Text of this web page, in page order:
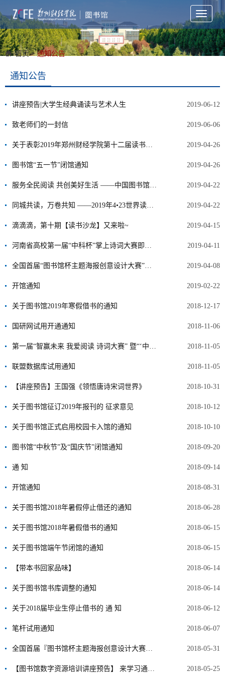
Toggle
首页>通知公告
通知公告
讲座预告|大学生经典诵读与艺术人生 2019-06-12
致老师们的一封信 2019-06-06
2019-04-26
图书馆“五一节”闭馆通知 2019-04-26
2019-04-22
2019-04-22
滴滴滴，第十期【读书沙龙】又来啦~ 2019-04-15
2019-04-11
2019-04-08
开馆通知 2019-02-22
关于图书馆2019年寒假借书的通知 2018-12-17
国研网试用开通通知 2018-11-06
2018-11-05
联盟数据库试用通知 2018-11-05
【讲座预告】王国强《领悟唐诗宋词世界》 2018-10-31
关于图书馆征订2019年报刊的 征求意见 2018-10-12
关于图书馆正式启用校园卡入馆的通知 2018-10-10
图书馆“中秋节”及“国庆节”闭馆通知 2018-09-20
通 知 2018-09-14
开馆通知 2018-08-31
关于图书馆2018年暑假停止借还的通知 2018-06-28
关于图书馆2018年暑假借书的通知 2018-06-15
关于图书馆端午节闭馆的通知 2018-06-15
【带本书回家品味】 2018-06-14
关于图书馆书库调整的通知 2018-06-14
关于2018届毕业生停止借书的 通 知 2018-06-12
笔杆试用通知 2018-06-07
2018-05-31
2018-05-25